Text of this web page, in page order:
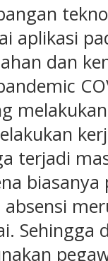
aplikasi
dan
terjadi
Sehingga